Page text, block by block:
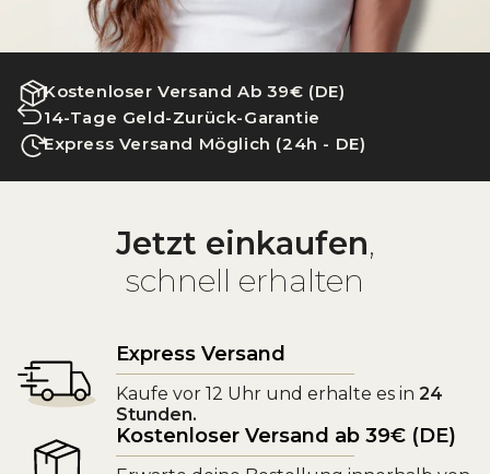
Kostenloser Versand Ab 39€ (DE)
14-Tage Geld-Zurück-Garantie
Express Versand Möglich (24h - DE)
Jetzt einkaufen,
schnell erhalten
Express Versand
Kaufe vor 12 Uhr und erhalte es in 24
Stunden.
Kostenloser Versand ab 39€ (DE)